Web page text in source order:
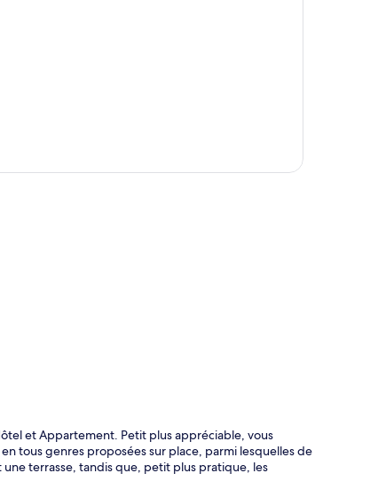
et Appartement. Petit plus appréciable, vous
tous genres proposées sur place, parmi lesquelles de
terrasse, tandis que, petit plus pratique, les